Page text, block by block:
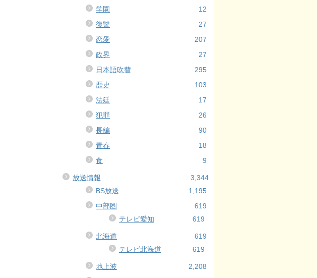
学園
12
復讐
27
恋愛
207
政界
27
日本語吹替
295
歴史
103
法廷
17
犯罪
26
長編
90
青春
18
食
9
放送情報
3,344
BS放送
1,195
中部圏
619
テレビ愛知
619
北海道
619
テレビ北海道
619
地上波
2,208